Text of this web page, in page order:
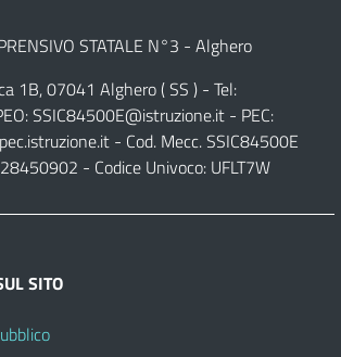
STATALE N°3 - Alghero
1B, 07041 Alghero ( SS ) - Tel:
SSIC84500E@istruzione.it - PEC:
- Cod. Mecc. SSIC84500E
- Codice Univoco: UFLT7W
SITO